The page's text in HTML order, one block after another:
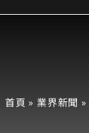
首頁 » 業界新聞 »